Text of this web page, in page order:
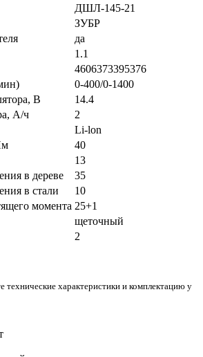
ДШЛ-145-21
ЗУБР
да
1.1
4606373395376
0-400/0-1400
В
14.4
А/ч
2
Li-lon
40
13
в дереве
35
в стали
10
момента 25+1
щеточный
2
технические характеристики и комплектацию у